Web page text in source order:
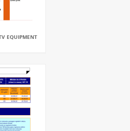
EQUIPMENT